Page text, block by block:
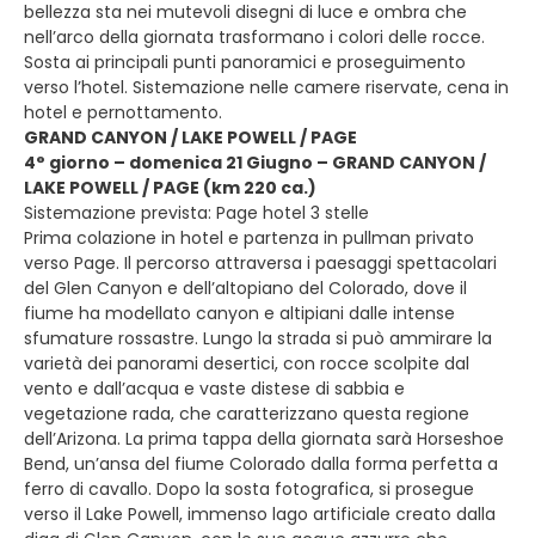
bellezza sta nei mutevoli disegni di luce e ombra che
nell’arco della giornata trasformano i colori delle rocce.
Sosta ai principali punti panoramici e proseguimento
verso l’hotel. Sistemazione nelle camere riservate, cena in
hotel e pernottamento.
GRAND CANYON / LAKE POWELL / PAGE
4° giorno – domenica 21 Giugno – GRAND CANYON /
LAKE POWELL / PAGE (km 220 ca.)
Sistemazione prevista: Page hotel 3 stelle
Prima colazione in hotel e partenza in pullman privato
verso Page. Il percorso attraversa i paesaggi spettacolari
del Glen Canyon e dell’altopiano del Colorado, dove il
fiume ha modellato canyon e altipiani dalle intense
sfumature rossastre. Lungo la strada si può ammirare la
varietà dei panorami desertici, con rocce scolpite dal
vento e dall’acqua e vaste distese di sabbia e
vegetazione rada, che caratterizzano questa regione
dell’Arizona. La prima tappa della giornata sarà Horseshoe
Bend, un’ansa del fiume Colorado dalla forma perfetta a
ferro di cavallo. Dopo la sosta fotografica, si prosegue
verso il Lake Powell, immenso lago artificiale creato dalla